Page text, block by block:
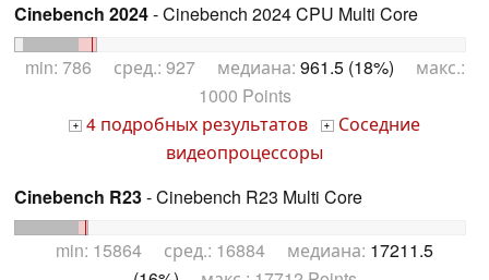
Cinebench 2024- Cinebench 2024 CPU Multi Core
min: 786 сред.: 927 медиана: 961.5 (18%) макс.:
1000 Points
+ 4 подробных результатов + Соседние
видеопроцессоры
Cinebench R23- Cinebench R23 Multi Core
min: 15864 сред.: 16884 медиана: 17211.5